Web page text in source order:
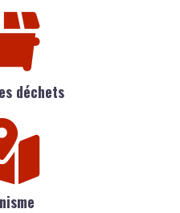
déchets